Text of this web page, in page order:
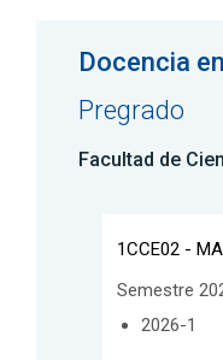
Docencia
Pregrado
Facultad de
1CCE02 -
Semestre
2026-1